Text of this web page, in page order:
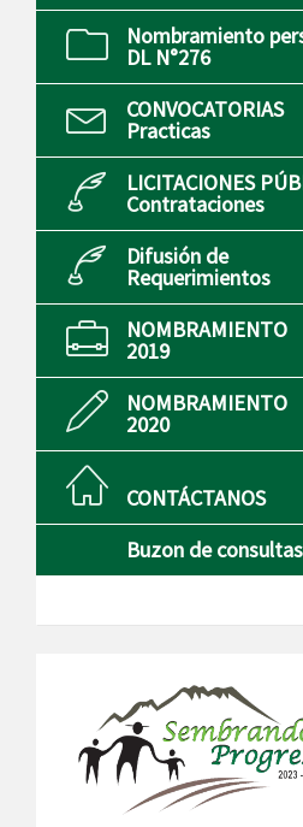
Nombramiento
DL N°276
CONVOCATORIAS
Practicas
LICITACIONES
Contrataciones
Difusión de
Requerimientos
NOMBRAMIENTO
2019
NOMBRAMIENTO
2020
CONTÁCTANOS
Buzon de consultas